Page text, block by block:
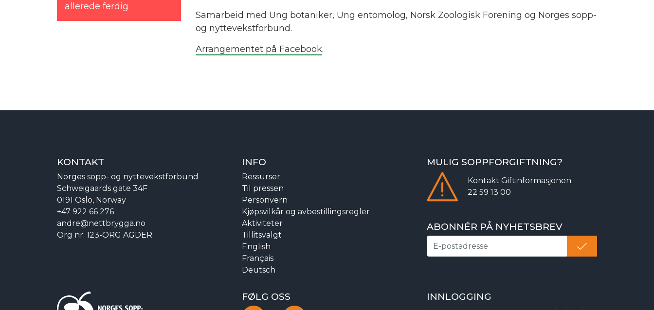
allerede ferdig
Samarbeid med Ung botaniker, Ung entomolog, Norsk Zoologisk Forening og Norges sopp-
og nyttevekstforbund.
Arrangementet på Facebook.
KONTAKT
Norges sopp- og nyttevekstforbund
Schweigaards gate 34F
0191 Oslo, Norway
+47 922 66 276
andre@nettbrygga.no
Org nr: 123-ORG AGDER
INFO
Ressurser
Til pressen
Personvern
Kjøpsvilkår og avbestillingsregler
Aktiviteter
Tillitsvalgt
English
Français
Deutsch
MULIG SOPPFORGIFTNING?
Kontakt Giftinformasjonen
22 59 13 00
ABONNÉR PÅ NYHETSBREV
FØLG OSS INNLOGGING